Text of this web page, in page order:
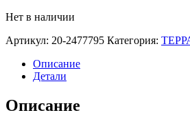
Нет в наличии
Артикул: 20-2477795 Категория:
Описание
Детали
Описание